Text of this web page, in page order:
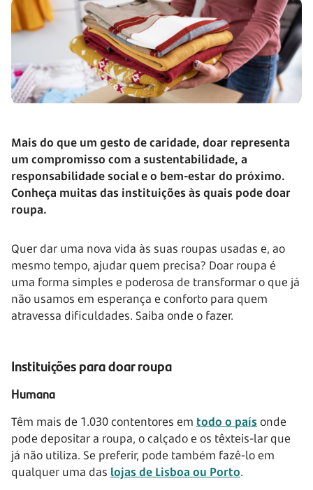
Mais do que um gesto de caridade, doar representa
um compromisso com a sustentabilidade, a
responsabilidade social e o bem-estar do próximo.
Conheça muitas das instituições às quais pode doar
roupa.
Quer dar uma nova vida às suas roupas usadas e, ao
mesmo tempo, ajudar quem precisa? Doar roupa é
uma forma simples e poderosa de transformar o que já
não usamos em esperança e conforto para quem
atravessa dificuldades. Saiba onde o fazer.
Instituições para doar roupa
Humana
Têm mais de 1.030 contentores em todo o paísonde
pode depositar a roupa, o calçado e os têxteis-lar que
já não utiliza. Se preferir, pode também fazê-lo em
qualquer uma das lojas de Lisboa ou Porto.